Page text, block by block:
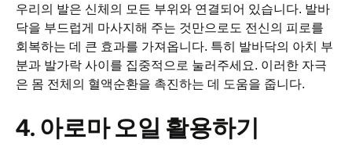
우리의 발은 신체의 모든 부위와 연결되어 있습니다. 발바
닥을 부드럽게 마사지해 주는 것만으로도 전신의 피로를
회복하는 데 큰 효과를 가져옵니다. 특히 발바닥의 아치 부
분과 발가락 사이를 집중적으로 눌러주세요. 이러한 자극
은 몸 전체의 혈액순환을 촉진하는 데 도움을 줍니다.
4. 아로마 오일 활용하기